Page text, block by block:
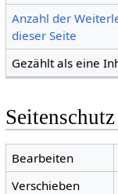
Anzahl der
dieser Seite
Gezählt als eine
Seitenschutz
Bearbeiten
Verschieben